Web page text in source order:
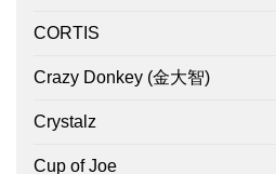
CORTIS
Crazy Donkey (金大智)
Crystalz
Cup of Joe